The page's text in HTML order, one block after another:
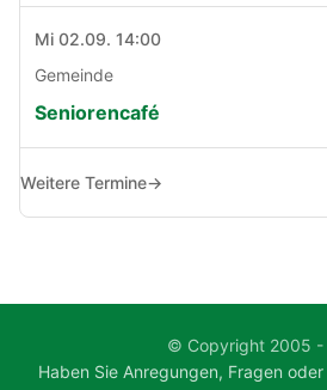
Mi 02.09. 14:00
Gemeinde
Seniorencafé
Weitere Termine→
© Copyright 2005 -
Haben Sie Anregungen, Fragen